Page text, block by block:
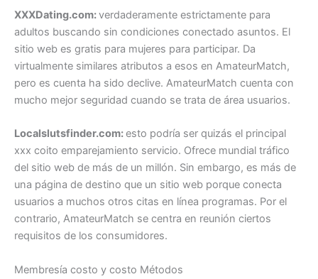
XXXDating.com:verdaderamente estrictamente para
adultos buscando sin condiciones conectado asuntos. El
sitio web es gratis para mujeres para participar. Da
virtualmente similares atributos a esos en AmateurMatch,
pero es cuenta ha sido declive. AmateurMatch cuenta con
mucho mejor seguridad cuando se trata de área usuarios.
Localslutsfinder.com:esto podría ser quizás el principal
xxx coito emparejamiento servicio. Ofrece mundial tráfico
del sitio web de más de un millón. Sin embargo, es más de
una página de destino que un sitio web porque conecta
usuarios a muchos otros citas en línea programas. Por el
contrario, AmateurMatch se centra en reunión ciertos
requisitos de los consumidores.
Membresía costo y costo Métodos